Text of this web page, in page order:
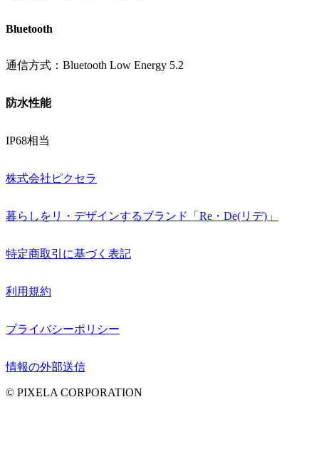
Bluetooth
通信方式：Bluetooth Low Energy 5.2
防水性能
IP68相当
株式会社ピクセラ
暮らしをリ・デザインするブランド「Re・De(リデ)」
特定商取引に基づく表記
利用規約
プライバシーポリシー
情報の外部送信
© PIXELA CORPORATION